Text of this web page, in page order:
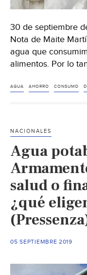
30 de septiembre
Nota de Maite
agua que
alimentos. Por lo
AGUA AHORRO CONSUMO
NACIONALES
Agua
salud o
¿qué
05 SEPTIEMBRE 2019